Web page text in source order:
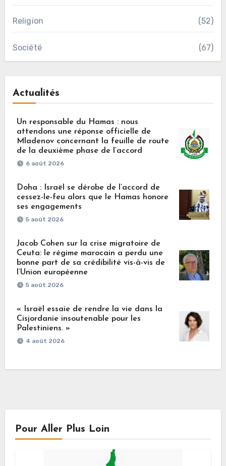
Religion (52)
Société (67)
Actualités
Un responsable du Hamas : nous
attendons une réponse officielle de
Mladenov concernant la feuille de route
de la deuxième phase de l’accord
6 août 2026
Doha : Israël se dérobe de l’accord de
cessez-le-feu alors que le Hamas honore
ses engagements
5 août 2026
Jacob Cohen sur la crise migratoire de
Ceuta: le régime marocain a perdu une
bonne part de sa crédibilité vis-à-vis de
l’Union européenne
5 août 2026
« Israël essaie de rendre la vie dans la
Cisjordanie insoutenable pour les
Palestiniens. »
4 août 2026
Pour Aller Plus Loin